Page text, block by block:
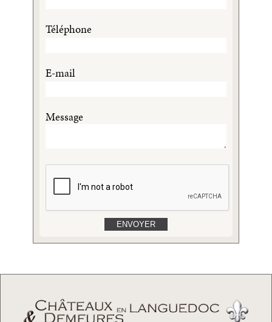
Téléphone
E-mail
Message